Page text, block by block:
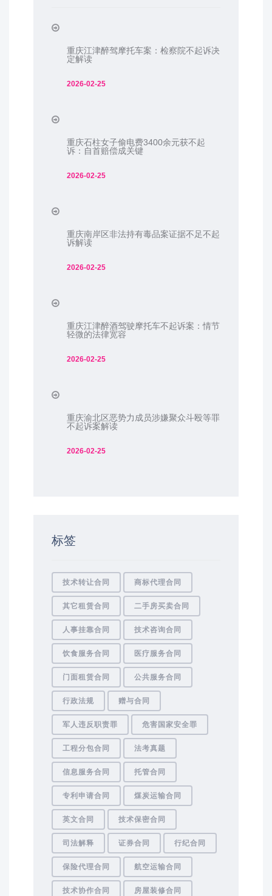
重庆江津醉驾摩托车案：检察院不起诉决
定解读
2026-02-25
重庆石柱女子偷电费3400余元获不起
诉：自首赔偿成关键
2026-02-25
重庆南岸区非法持有毒品案证据不足不起
诉解读
2026-02-25
重庆江津醉酒驾驶摩托车不起诉案：情节
轻微的法律宽容
2026-02-25
重庆渝北区恶势力成员涉嫌聚众斗殴等罪
不起诉案解读
2026-02-25
标签
技术转让合同 商标代理合同
其它租赁合同 二手房买卖合同
人事挂靠合同 技术咨询合同
饮食服务合同 医疗服务合同
门面租赁合同 公共服务合同
行政法规 赠与合同
军人违反职责罪 危害国家安全罪
工程分包合同 法考真题
信息服务合同 托管合同
专利申请合同 煤炭运输合同
英文合同 技术保密合同
司法解释 证券合同 行纪合同
保险代理合同 航空运输合同
技术协作合同 房屋装修合同